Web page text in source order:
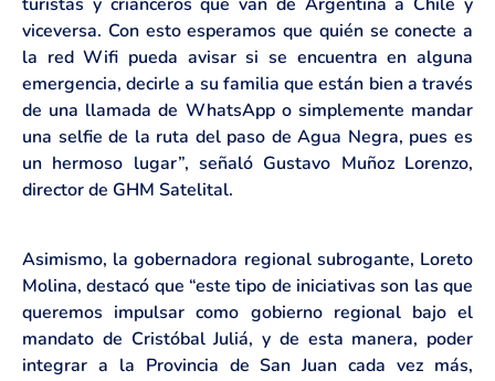
viceversa. Con esto esperamos que quién se conecte a
la red Wifi pueda avisar si se encuentra en alguna
emergencia, decirle a su familia que están bien a través
de una llamada de WhatsApp o simplemente mandar
una selfie de la ruta del paso de Agua Negra, pues es
un hermoso lugar”, señaló Gustavo Muñoz Lorenzo,
director de GHM Satelital.
Asimismo, la gobernadora regional subrogante, Loreto
Molina, destacó que “este tipo de iniciativas son las que
queremos impulsar como gobierno regional bajo el
mandato de Cristóbal Juliá, y de esta manera, poder
integrar a la Provincia de San Juan cada vez más,